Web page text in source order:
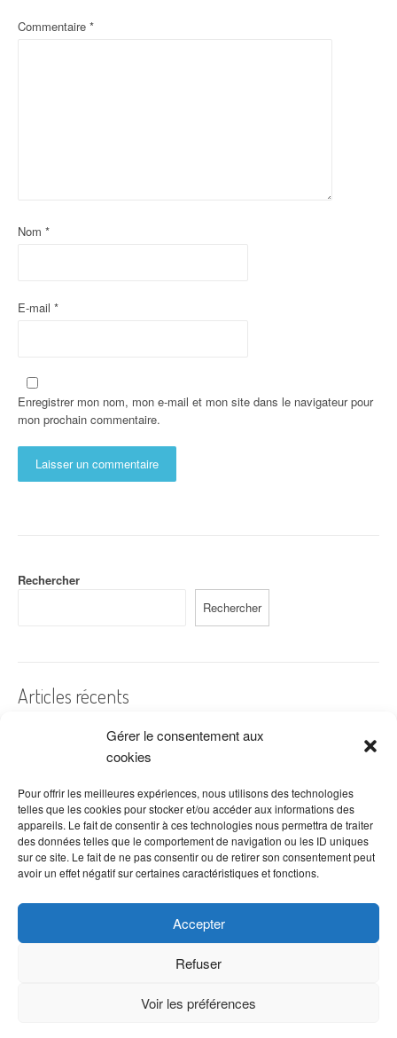
Gérer le consentement aux
cookies
Pour offrir les meilleures expériences, nous utilisons des technologies
telles que les cookies pour stocker et/ou accéder aux informations des
appareils. Le fait de consentir à ces technologies nous permettra de traiter
des données telles que le comportement de navigation ou les ID uniques
sur ce site. Le fait de ne pas consentir ou de retirer son consentement peut
avoir un effet négatif sur certaines caractéristiques et fonctions.
Accepter
Refuser
Voir les préférences
Commentaire *
Nom *
E-mail *
Enregistrer mon nom, mon e-mail et mon site dans le navigateur pour
mon prochain commentaire.
Rechercher
Rechercher
Articles récents
A quelles dates de l’année offre-t-on des fleurs ?
Les fleurs préférées des Français
Combien de fois arroser un cactus ?
Quelles fleurs offrir pour la fête des mères ?
Idées de décoration avec fleurs séchées